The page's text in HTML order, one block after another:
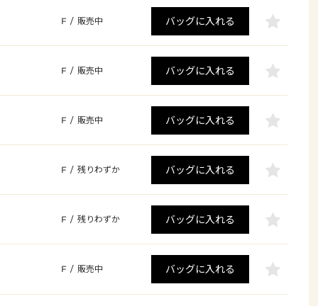
F / 販売中 バッグに入れる
F / 販売中 バッグに入れる
F / 販売中 バッグに入れる
F / 残りわずか バッグに入れる
F / 残りわずか バッグに入れる
F / 販売中 バッグに入れる